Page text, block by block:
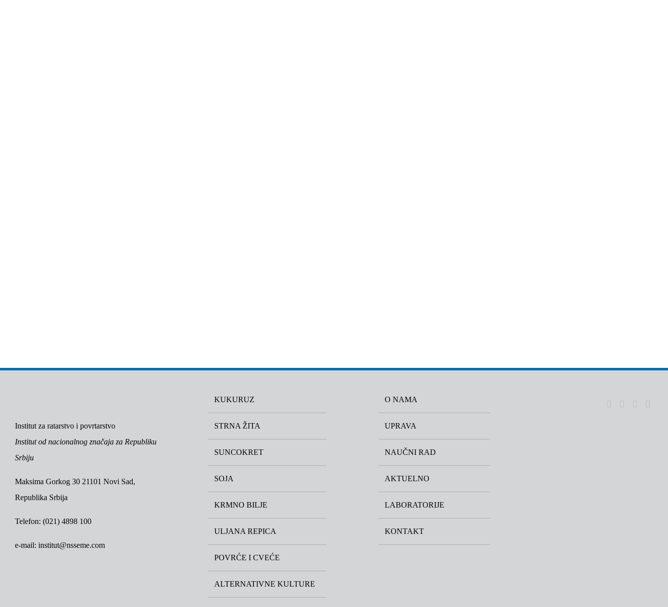
Institut za ratarstvo i povrtarstvo
Institut od nacionalnog značaja za Republiku
Srbiju
Maksima Gorkog 30 21101 Novi Sad,
Republika Srbija
Telefon: (021) 4898 100
e-mail: institut@nsseme.com
KUKURUZ
STRNA ŽITA
SUNCOKRET
SOJA
KRMNO BILJE
ULJANA REPICA
POVRĆE I CVEĆE
ALTERNATIVNE KULTURE
O NAMA
UPRAVA
NAUČNI RAD
AKTUELNO
LABORATORIJE
KONTAKT